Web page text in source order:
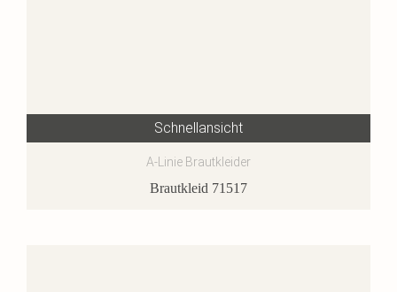
Schnellansicht
A-Linie Brautkleider
Brautkleid 71517